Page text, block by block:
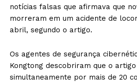
notícias falsas que afirmava que
morreram em um acidente de
abril, segundo o artigo.
Os agentes de segurança
Kongtong descobriram que o
simultaneamente por mais de 20